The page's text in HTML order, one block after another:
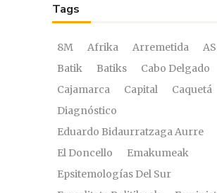
Tags
8M Afrika Arremetida
Batik
Batiks
Cabo Delgado
Cajamarca
Capital
Caquetá
Diagnóstico
Eduardo Bidaurratzaga Aurre
El Doncello
Emakumeak
Epsitemologías Del Sur